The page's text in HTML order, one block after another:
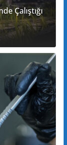
Çalıştığı